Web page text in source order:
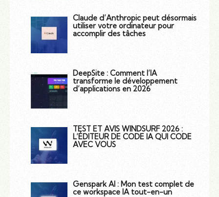
Claude d’Anthropic peut désormais
utiliser votre ordinateur pour
accomplir des tâches
DeepSite : Comment l’IA
transforme le développement
d’applications en 2026
TEST ET AVIS WINDSURF 2026 :
L’ÉDITEUR DE CODE IA QUI CODE
AVEC VOUS
Genspark AI : Mon test complet de
ce workspace IA tout-en-un